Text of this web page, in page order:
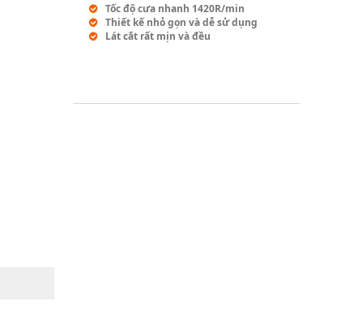
Tốc độ cưa nhanh 1420R/min
Thiết kế nhỏ gọn và dễ sử dụng
Lát cắt rất mịn và đều